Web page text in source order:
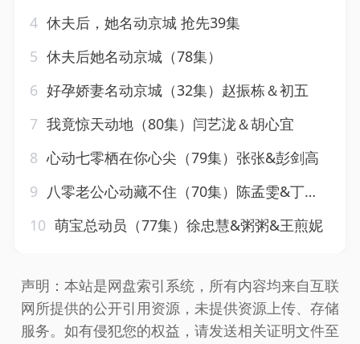
4 休夫后，她名动京城 抢先39集
5 休夫后她名动京城（78集）
6 好孕娇妻名动京城（32集）赵振栋＆初五
7 我竟惊天动地（80集）闫艺泷＆胡心宜
8 心动七零栖在你心尖（79集）张张&彭剑高
9 八零老公心动藏不住（70集）陈孟雯&丁一帆
10 萌宝总动员（77集）徐忠慧&粥粥&王煎妮
声明：本站是网盘索引系统，所有内容均来自互联
网所提供的公开引用资源，未提供资源上传、存储
服务。如有侵犯您的权益，请发送相关证明文件至